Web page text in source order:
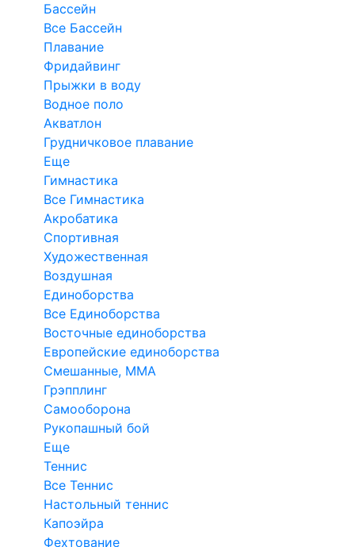
Бассейн
Все Бассейн
Плавание
Фридайвинг
Прыжки в воду
Водное поло
Акватлон
Грудничковое плавание
Еще
Гимнастика
Все Гимнастика
Акробатика
Спортивная
Художественная
Воздушная
Единоборства
Все Единоборства
Восточные единоборства
Европейские единоборства
Смешанные, ММА
Грэпплинг
Самооборона
Рукопашный бой
Еще
Теннис
Все Теннис
Настольный теннис
Капоэйра
Фехтование